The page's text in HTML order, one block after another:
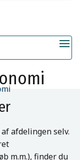
afdelingen selv.
m.m.), finder du